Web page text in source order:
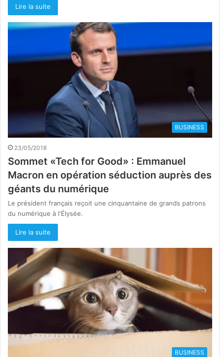
Lire la suite
BUSINESS
23/05/2018
Sommet «Tech for Good» : Emmanuel
Macron en opération séduction auprès des
géants du numérique
Le président français reçoit une cinquantaine de grands patrons
du numérique à l'Élysée.
Lire la suite
BUSINESS